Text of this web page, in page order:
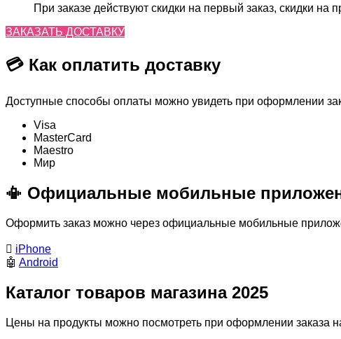
При заказе действуют скидки на первый заказ, скидки на
ЗАКАЗАТЬ ДОСТАВКУ
💳 Как оплатить доставку
Доступные способы оплаты можно увидеть при оформлении
Visa
MasterСard
Maestro
Мир
📳 Официальные мобильные
Оформить заказ можно через официальные мобильные
 iPhone
🤖 Android
Каталог товаров магазина 2025
Цены на продукты можно посмотреть при оформлении заказа